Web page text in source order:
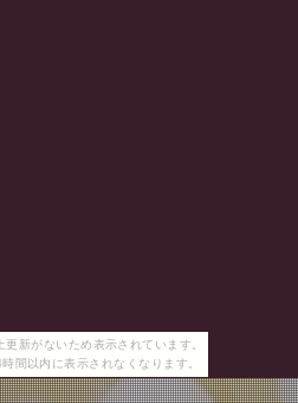
新がないため表示されています。
間以内に表示されなくなります。